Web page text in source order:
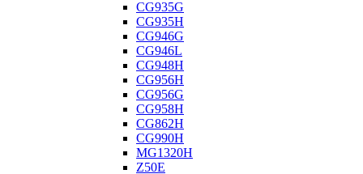
CG935G
CG935H
CG946G
CG946L
CG948H
CG956H
CG956G
CG958H
CG862H
CG990H
MG1320H
Z50E